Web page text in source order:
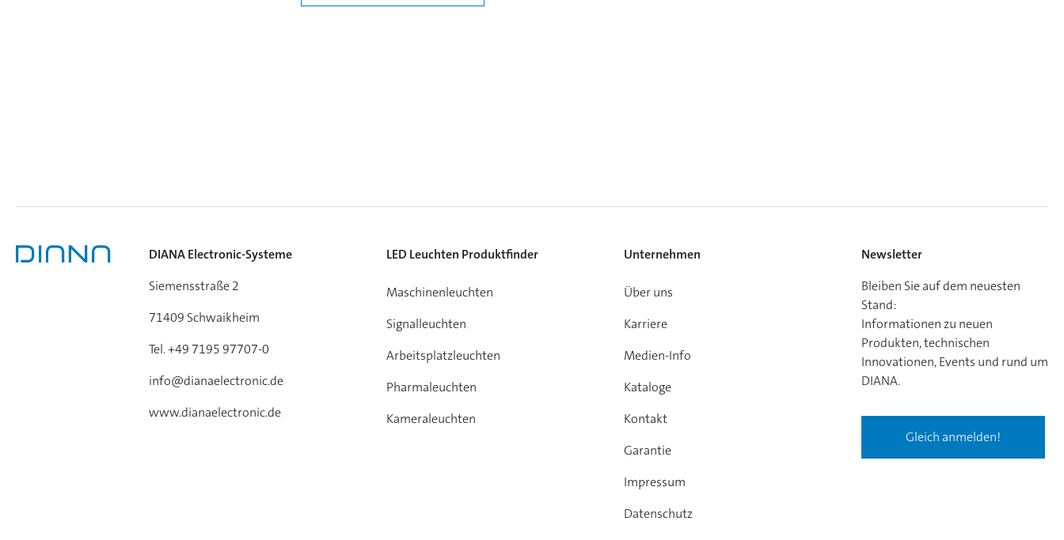
DIANA Electronic-Systeme
Siemensstraße 2
71409 Schwaikheim
Tel. +49 7195 97707-0
info@dianaelectronic.de
www.dianaelectronic.de
LED Leuchten Produktfinder
Maschinenleuchten
Signalleuchten
Arbeitsplatzleuchten
Pharmaleuchten
Kameraleuchten
Unternehmen
Über uns
Karriere
Medien-Info
Kataloge
Kontakt
Garantie
Impressum
Datenschutz
Newsletter
Bleiben Sie auf dem neuesten
Stand:
Informationen zu neuen
Produkten, technischen
Innovationen, Events und rund um
DIANA.
Gleich anmelden!